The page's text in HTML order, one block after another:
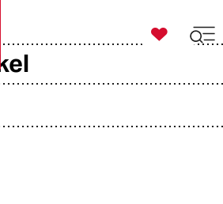

taz zahl ich